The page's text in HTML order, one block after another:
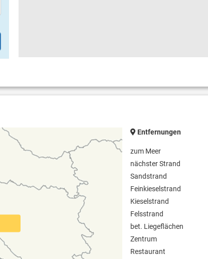
Entfernungen
zum Meer
nächster Strand
Sandstrand
Feinkieselstrand
Kieselstrand
Felsstrand
bet. Liegeflächen
Zentrum
Restaurant